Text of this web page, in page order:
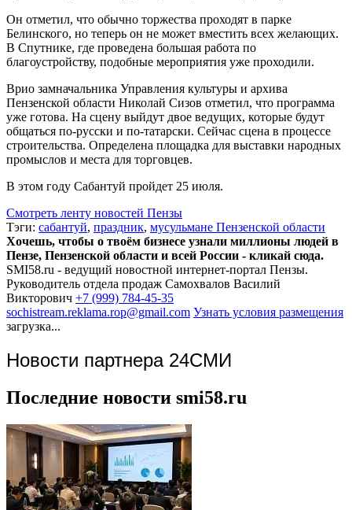
Он отметил, что обычно торжества проходят в парке
Белинского, но теперь он не может вместить всех желающих.
В Спутнике, где проведена большая работа по
благоустройству, подобные мероприятия уже проходили.
Врио замначальника Управления культуры и архива
Пензенской области Николай Сизов отметил, что программа
уже готова. На сцену выйдут двое ведущих, которые будут
общаться по-русски и по-татарски. Сейчас сцена в процессе
строительства. Определена площадка для выставки народных
промыслов и места для торговцев.
В этом году Сабантуй пройдет 25 июля.
Смотреть ленту новостей Пензы
Тэги: сабантуй, праздник, мусульмане Пензенской области
Хочешь, чтобы о твоём бизнесе узнали миллионы людей в
Пензе, Пензенской области и всей России - кликай сюда.
SMI58.ru - ведущий новостной интернет-портал Пензы.
Руководитель отдела продаж Самохвалов Василий
Викторович +7 (999) 784-45-35
sochistream.reklama.rop@gmail.com Узнать условия размещения
загрузка...
Новости партнера 24СМИ
Последние новости smi58.ru